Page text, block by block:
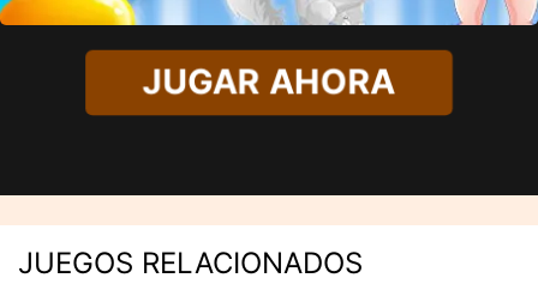
JUGAR AHORA
JUEGOS RELACIONADOS